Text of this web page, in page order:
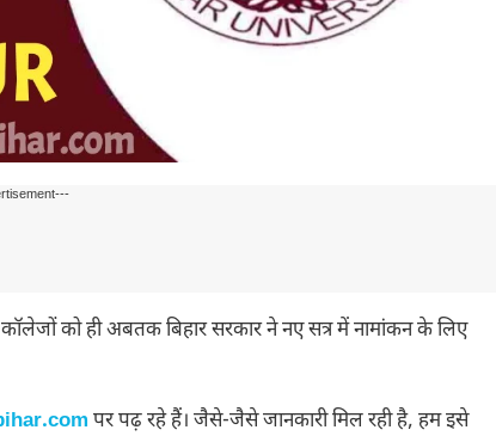
को ही अबतक बिहार सरकार ने नए सत्र में नामांकन के लिए
पर पढ़ रहे हैं। जैसे-जैसे जानकारी मिल रही है, हम इसे